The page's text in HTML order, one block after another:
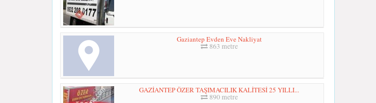
Gaziantep Evden Eve Nakliyat
863 metre
GAZİANTEP ÖZER TAŞIMACILIK KALİTESİ 25 YILLI...
890 metre